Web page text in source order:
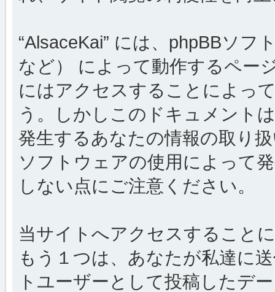
“AlsaceKai” には、phpBBソフ
など） によって動作するペー
にはアクセスすることによっ
う。しかしこのドキュメント
発生するあなたの情報の取り
ソフトウェアの使用によって
しない点にご注意ください。
当サイトへアクセスすること
もう１つは、あなたが私達に
トユーザーとして投稿したデ